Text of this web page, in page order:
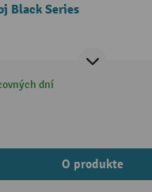
Black Series
dní
O produkte